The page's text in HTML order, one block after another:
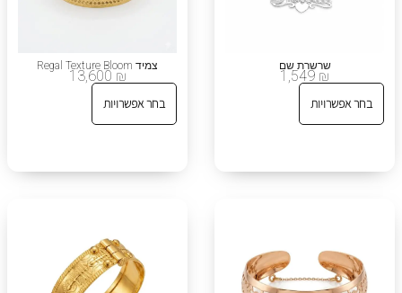
שרשרת שם
1,549 ₪
בחר אפשרויות
צמיד Regal Texture Bloom
13,600 ₪
בחר אפשרויות